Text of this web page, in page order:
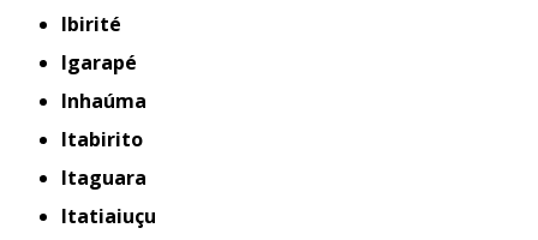
Ibirité
Igarapé
Inhaúma
Itabirito
Itaguara
Itatiaiuçu